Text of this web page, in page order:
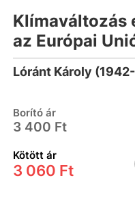
Klímaváltozás
az Európai
klímapolitikája
Lóránt Károly
Borító ár
3 400 Ft
Kötött ár
3 060 Ft